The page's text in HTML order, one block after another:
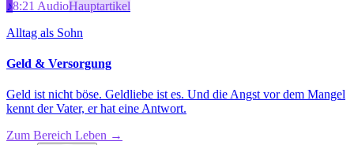
♪8:21 AudioHauptartikel
Alltag als Sohn
Geld & Versorgung
Geld ist nicht böse. Geldliebe ist es. Und die Angst vor dem Mangel
kennt der Vater, er hat eine Antwort.
Zum Bereich Leben →